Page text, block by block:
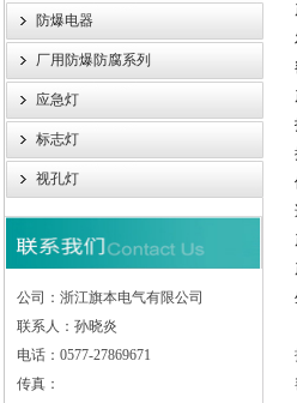
防爆电器
厂用防爆防腐系列
应急灯
标志灯
视孔灯
公司：浙江旗本电气有限公司
联系人：孙晓炎
电话：0577-27869671
传真：